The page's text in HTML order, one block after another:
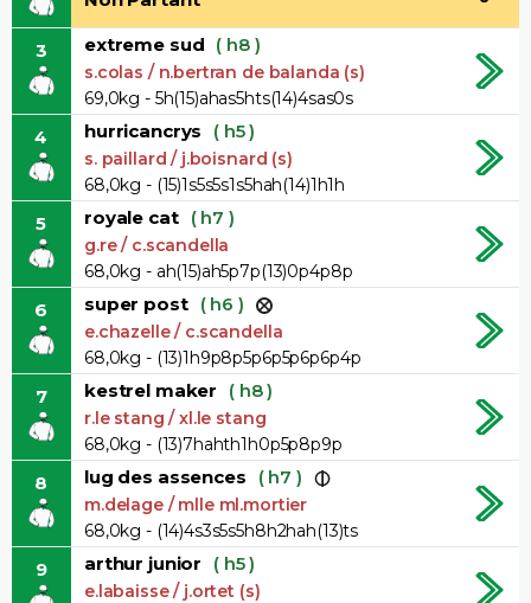
3 extreme sud ( h8 )
s.colas / n.bertran de balanda (s)
69,0kg - 5h(15)ahas5hts(14)4sas0s
4 hurricancrys ( h5 )
s. paillard / j.boisnard (s)
68,0kg - (15)1s5s5s1s5hah(14)1h1h
5 royale cat ( h7 )
g.re / c.scandella
68,0kg - ah(15)ah5p7p(13)0p4p8p
6 super post ( h6 )
e.chazelle / c.scandella
68,0kg - (13)1h9p8p5p6p5p6p6p4p
7 kestrel maker ( h8 )
r.le stang / xl.le stang
68,0kg - (13)7hahth1h0p5p8p9p
8 lug des assences ( h7 )
m.delage / mlle ml.mortier
68,0kg - (14)4s3s5s5h8h2hah(13)ts
9 arthur junior ( h5 )
e.labaisse / j.ortet (s)